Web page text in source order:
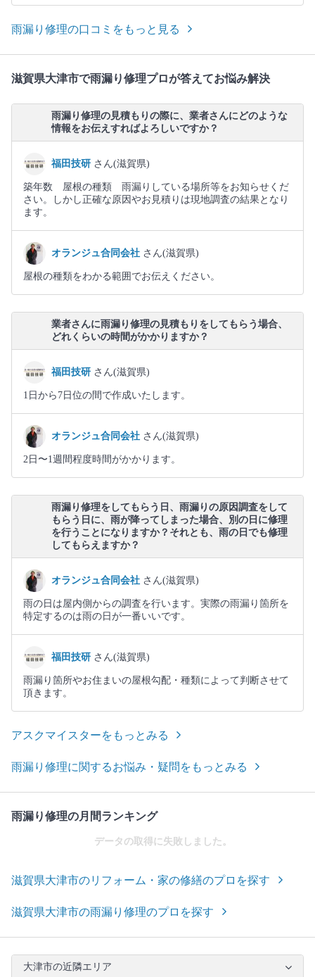
雨漏り修理の口コミをもっと見る
滋賀県大津市で雨漏り修理プロが答えてお悩み解決
雨漏り修理の見積もりの際に、業者さんにどのような
情報をお伝えすればよろしいですか？
福田技研 さん(滋賀県)
築年数 屋根の種類 雨漏りしている場所等をお知らせくだ
さい。しかし正確な原因やお見積りは現地調査の結果となり
ます。
オランジュ合同会社 さん(滋賀県)
屋根の種類をわかる範囲でお伝えください。
業者さんに雨漏り修理の見積もりをしてもらう場合、
どれくらいの時間がかかりますか？
福田技研 さん(滋賀県)
1日から7日位の間で作成いたします。
オランジュ合同会社 さん(滋賀県)
2日〜1週間程度時間がかかります。
雨漏り修理をしてもらう日、雨漏りの原因調査をして
もらう日に、雨が降ってしまった場合、別の日に修理
を行うことになりますか？それとも、雨の日でも修理
してもらえますか？
オランジュ合同会社 さん(滋賀県)
雨の日は屋内側からの調査を行います。実際の雨漏り箇所を
特定するのは雨の日が一番いいです。
福田技研 さん(滋賀県)
雨漏り箇所やお住まいの屋根勾配・種類によって判断させて
頂きます。
アスクマイスターをもっとみる
雨漏り修理に関するお悩み・疑問をもっとみる
雨漏り修理の月間ランキング
データの取得に失敗しました。
滋賀県大津市のリフォーム・家の修繕のプロを探す
滋賀県大津市の雨漏り修理のプロを探す
大津市の近隣エリア